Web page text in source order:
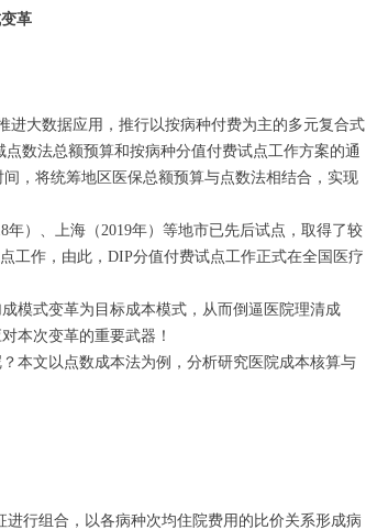
革
进大数据应用，推行以按病种付费为主的多元复合式
数法总额预算和按病种分值付费试点工作方案的通
，将统筹地区医保总额预算与点数法相结合，实现
年）、上海（2019年）等地市已先后试点，取得了较
工作，由此，DIP分值付费试点工作正式在全国医疗
模式变革为目标成本模式，从而倒逼医院理清成
本次变革的重要武器！
本文以点数成本法为例，分析研究医院成本核算与
行组合，以各病种次均住院费用的比价关系形成病